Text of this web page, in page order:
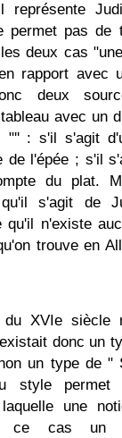
représente
permet pas de
deux cas
rapport avec
deux
avec un
"'' : s'il s'agit
de l'épée ; s'il
du plat.
qu'il s'agit de
qu'il n'existe
trouve en
du XVIe siècle
donc un
un type de "
style permet
une
ce cas un